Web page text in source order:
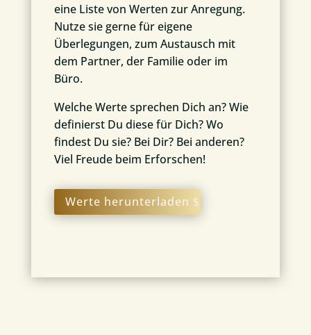
eine Liste von Werten zur Anregung.
Nutze sie gerne für eigene
Überlegungen, zum Austausch mit
dem Partner, der Familie oder im
Büro.
Welche Werte sprechen Dich an? Wie
definierst Du diese für Dich? Wo
findest Du sie? Bei Dir? Bei anderen?
Viel Freude beim Erforschen!
Werte herunterladen